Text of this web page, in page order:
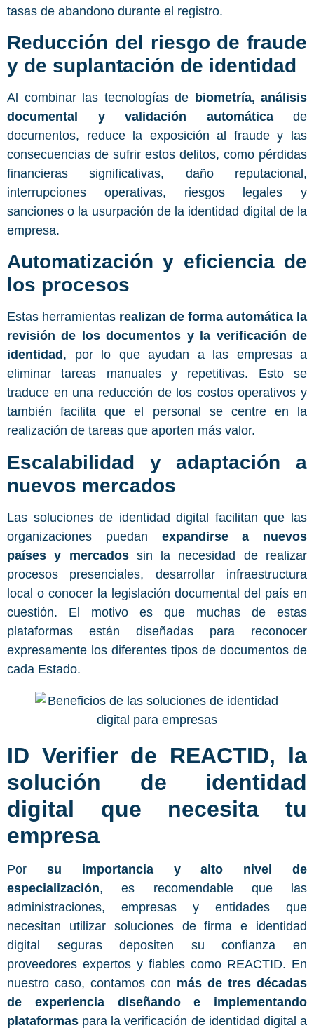
tasas de abandono durante el registro.
Reducción del riesgo de fraude
y de suplantación de identidad
Al combinar las tecnologías de biometría, análisis
documental y validación automáticade
documentos, reduce la exposición al fraude y las
consecuencias de sufrir estos delitos, como pérdidas
financieras significativas, daño reputacional,
interrupciones operativas, riesgos legales y
sanciones o la usurpación de la identidad digital de la
empresa.
Automatización y eficiencia de
los procesos
Estas herramientas realizan de forma automática la
revisión de los documentos y la verificación de
identidad , por lo que ayudan a las empresas a
eliminar tareas manuales y repetitivas. Esto se
traduce en una reducción de los costos operativos y
también facilita que el personal se centre en la
realización de tareas que aporten más valor.
Escalabilidad y adaptación a
nuevos mercados
Las soluciones de identidad digital facilitan que las
organizaciones puedan expandirse a nuevos
países y mercadossin la necesidad de realizar
procesos presenciales, desarrollar infraestructura
local o conocer la legislación documental del país en
cuestión. El motivo es que muchas de estas
plataformas están diseñadas para reconocer
expresamente los diferentes tipos de documentos de
cada Estado.
ID Verifier de REACTID, la
solución de identidad
digital que necesita tu
empresa
Por su importancia y alto nivel de
especialización, es recomendable que las
administraciones, empresas y entidades que
necesitan utilizar soluciones de firma e identidad
digital seguras depositen su confianza en
proveedores expertos y fiables como REACTID. En
nuestro caso, contamos con más de tres décadas
de experiencia diseñando e implementando
plataformas para la verificación de identidad digital a